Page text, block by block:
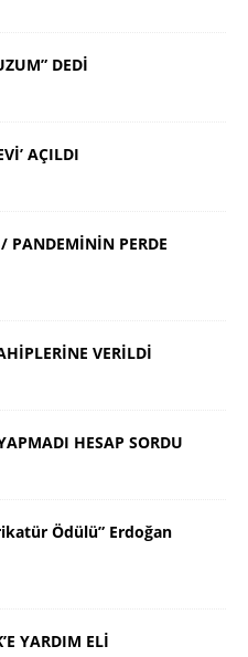
DEDİ
AÇILDI
PANDEMİNİN PERDE
VERİLDİ
HESAP SORDU
Ödülü” Erdoğan
YARDIM ELİ